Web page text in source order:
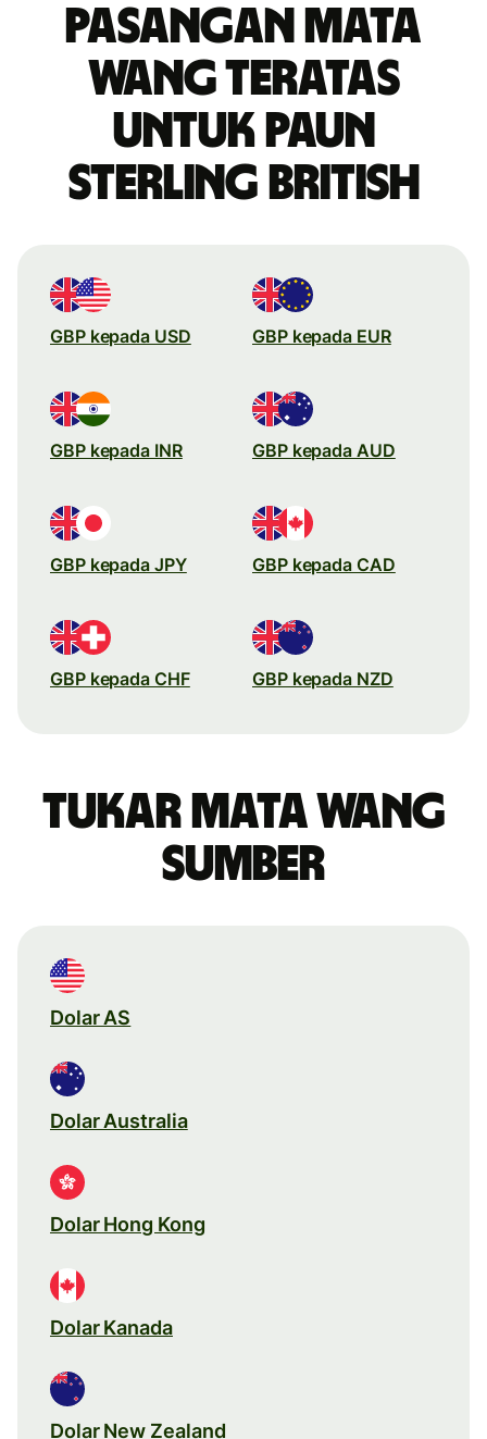
Pasangan mata
wang teratas
untuk paun
sterling British
GBP kepada USD GBP kepada EUR
GBP kepada INR GBP kepada AUD
GBP kepada JPY GBP kepada CAD
GBP kepada CHF GBP kepada NZD
Tukar mata wang
sumber
Dolar AS
Dolar Australia
Dolar Hong Kong
Dolar Kanada
Dolar New Zealand